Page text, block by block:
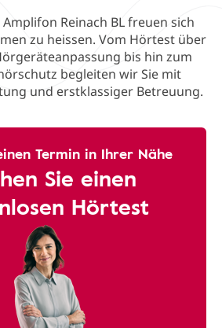
Reinach BL freuen sich
zu heissen. Vom Hörtest über
bis hin zum
begleiten wir Sie mit
und erstklassiger Betreuung.
Termin in Ihrer Nähe
Sie einen
Hörtest